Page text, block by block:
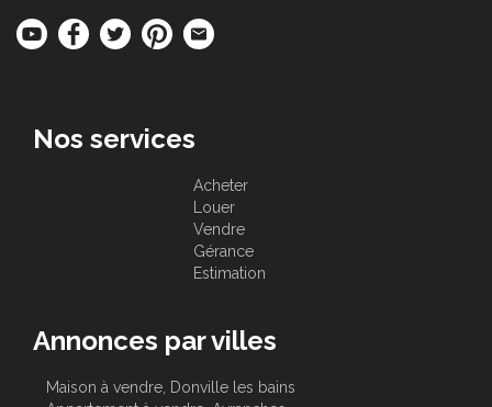
Nos services
Acheter
Louer
Vendre
Gérance
Estimation
Annonces par villes
Maison à vendre, Donville les bains